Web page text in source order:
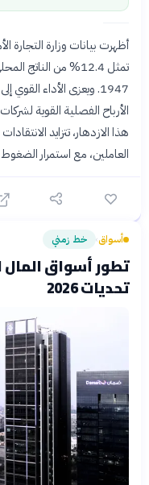
تمثل 12.4% من
1947. ويعزى الأداء
الأرباح الفصلية القوية
هذا الازدهار، تتزايد
العاملين، مع استمرار
أسواق› خط زمني
تطور أسواق المال
تحديات 2026